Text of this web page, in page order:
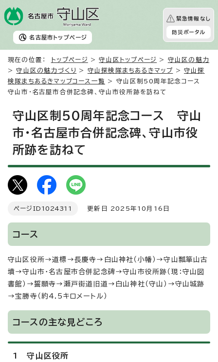
名古屋市 トップページ
緊急情報なし
防災ポータル
現在の位置： トップページ >守山区トップページ > 守山区の魅力
>守山区の魅力づくり > 守山探検隊まちあるきマップ >守山探
検隊まちあるきマップコース一覧
> 守山区制50周年記念コース
守山市・名古屋市合併記念碑、守山市役所跡を訪ねて
守山区制50周年記念コース 守山
市・名古屋市合併記念碑、守山市役
所跡を訪ねて
ページID 1024311 更新日 2025年10月16日
コース
守山区役所→道標→長慶寺→白山神社（小幡）→守山瓢箪山古
墳→守山市・名古屋市合併記念碑→守山市役所跡（現：守山図
書館）→誓願寺→瀬戸街道旧道→白山神社（守山）→守山城跡
→宝勝寺（約4.5キロメートル）
コースの主な見どころ
1 守山区役所